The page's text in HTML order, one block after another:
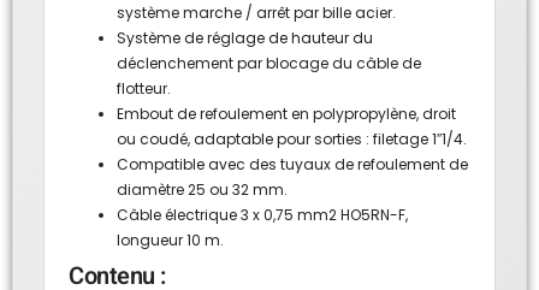
système marche / arrêt par bille acier.
Système de réglage de hauteur du
déclenchement par blocage du câble de
flotteur.
Embout de refoulement en polypropylène, droit
ou coudé, adaptable pour sorties : filetage 1″1/4.
Compatible avec des tuyaux de refoulement de
diamètre 25 ou 32 mm.
Câble électrique 3 x 0,75 mm2 HO5RN-F,
longueur 10 m.
Contenu :